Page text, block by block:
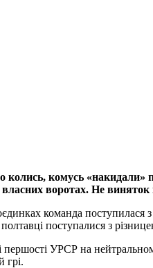
комусь «накидали»
власних воротах. Не
команда поступилася
поступалися з
УРСР на
грі.